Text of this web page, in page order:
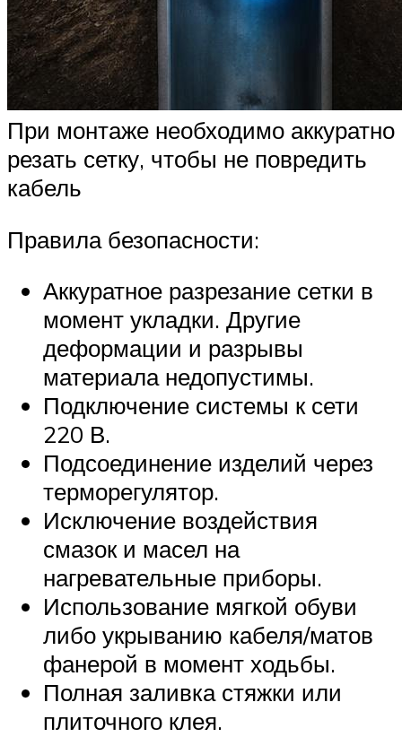
При монтаже необходимо аккуратно
резать сетку, чтобы не повредить
кабель
Правила безопасности:
Аккуратное разрезание сетки в
момент укладки. Другие
деформации и разрывы
материала недопустимы.
Подключение системы к сети
220 В.
Подсоединение изделий через
терморегулятор.
Исключение воздействия
смазок и масел на
нагревательные приборы.
Использование мягкой обуви
либо укрыванию кабеля/матов
фанерой в момент ходьбы.
Полная заливка стяжки или
плиточного клея.